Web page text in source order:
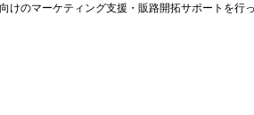
けのマーケティング支援・販路開拓サポートを行